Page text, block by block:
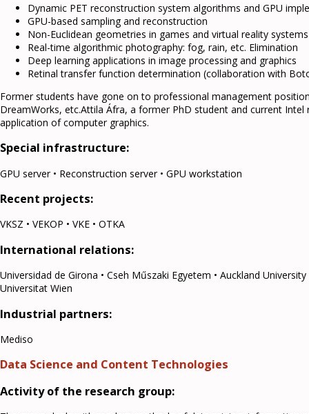
Dynamic PET reconstruction system algorithms and GPU
GPU-based sampling and reconstruction
Non-Euclidean geometries in games and virtual reality systems
Real-time algorithmic photography: fog, rain, etc. Elimination
Deep learning applications in image processing and graphics
Retinal transfer function determination (collaboration with
Former students have gone on to professional management
DreamWorks, etc.Attila Áfra, a former PhD student and current
application of computer graphics.
Special infrastructure:
GPU server • Reconstruction server • GPU workstation
Recent projects:
VKSZ • VEKOP • VKE • OTKA
International relations:
Universidad de Girona • Cseh Műszaki Egyetem • Auckland
Universitat Wien
Industrial partners:
Mediso
Data Science and Content Technologies
Activity of the research group: